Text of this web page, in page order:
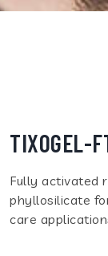
TIXOGEL-
Fully activated
phyllosilicate
care